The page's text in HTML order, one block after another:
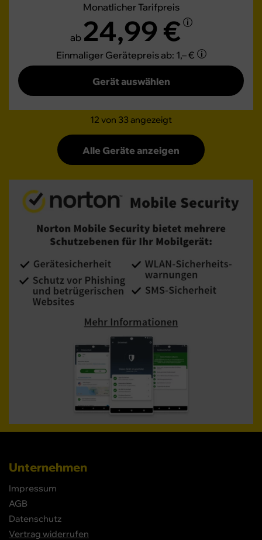
Monatlicher Tarifpreis
ab 24,99 €
Einmaliger Gerätepreisab: 1,– €
Gerät auswählen
12 von 33 angezeigt
Alle Geräte anzeigen
Unternehmen
Impressum
AGB
Datenschutz
Vertrag widerrufen